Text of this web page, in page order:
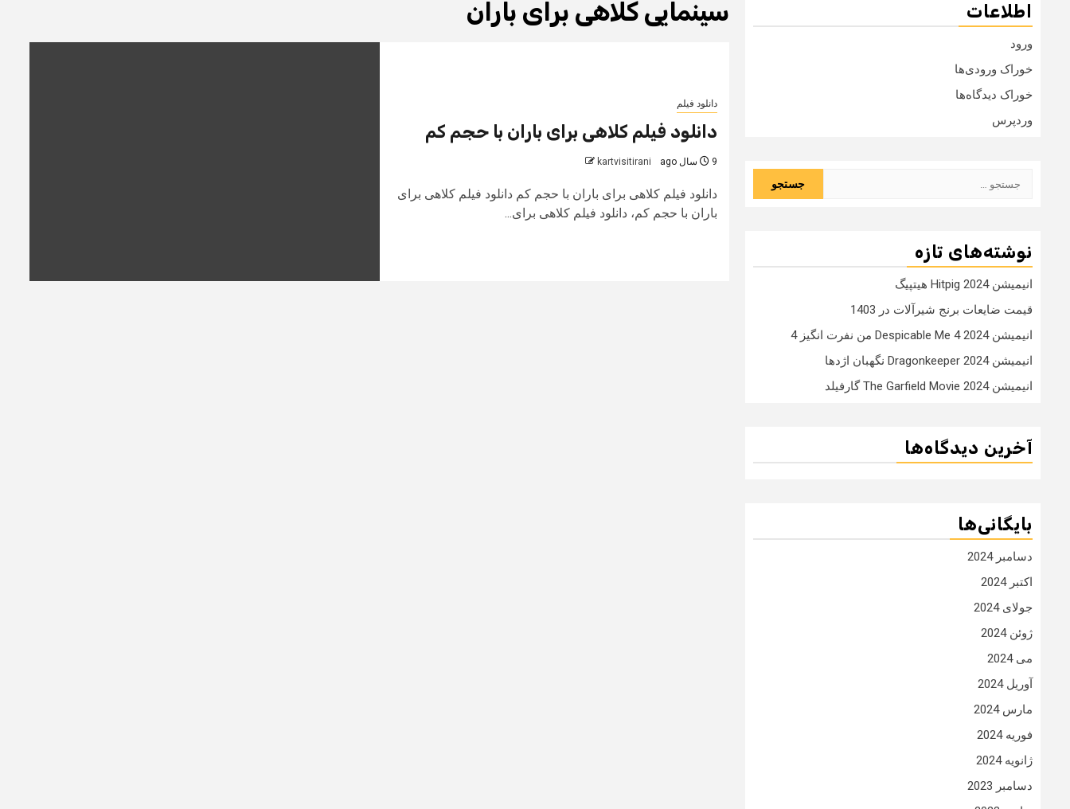
سینمایی کلاهی برای باران
دانلود فیلم
دانلود فیلم کلاهی برای باران با حجم کم
9 سال ago kartvisitirani
دانلود فیلم کلاهی برای باران با حجم کم دانلود فیلم کلاهی برای
باران با حجم کم، دانلود فیلم کلاهی برای...
اطلاعات
ورود
خوراک ورودی‌ها
خوراک دیدگاه‌ها
وردپرس
نوشته‌های تازه
انیمیشن Hitpig 2024 هیتپیگ
قیمت ضایعات برنج شیرآلات در 1403
انیمیشن Despicable Me 4 2024 من نفرت انگیز 4
انیمیشن Dragonkeeper 2024 نگهبان اژدها
انیمیشن The Garfield Movie 2024 گارفیلد
آخرین دیدگاه‌ها
بایگانی‌ها
دسامبر 2024
اکتبر 2024
جولای 2024
ژوئن 2024
می 2024
آوریل 2024
مارس 2024
فوریه 2024
ژانویه 2024
دسامبر 2023